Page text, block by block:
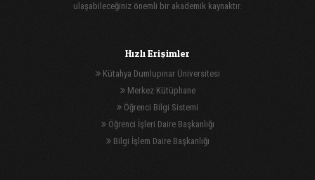
ulaşabileceğiniz önemli bir akademik kaynaktır.
Hızlı Erişimler
Kütahya Dumlupınar Üniversitesi
Merkez Kütüphane
Öğrenci Bilgi Sistemi
Öğrenci İşleri Daire Başkanlığı
Bilgi İşlem Daire Başkanlığı